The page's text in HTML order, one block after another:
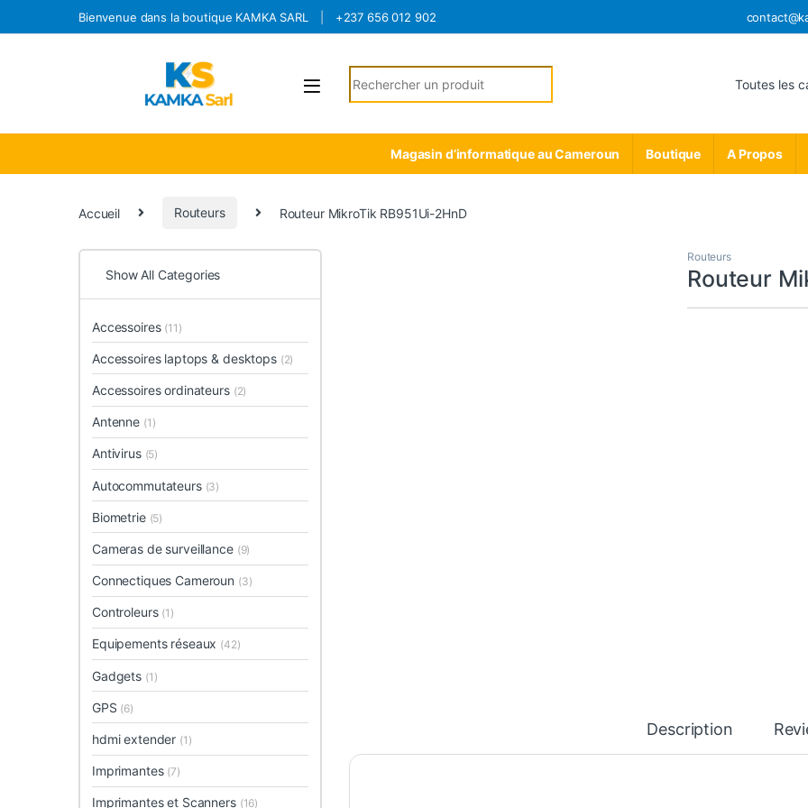
Skip to navigation
Skip to contentBienvenue dans la boutique KAMKA SARL +237 656 012 902
Search for:
Magasin d’informatique au Cameroun Boutique A Propos
Accueil Routeurs Routeur MikroTik RB951Ui-2HnD
Routeurs
Routeur
Description
Show All Categories
Accessoires (11)
Accessoires laptops & desktops (2)
Accessoires ordinateurs (2)
Antenne (1)
Antivirus (5)
Autocommutateurs (3)
Biometrie (5)
Cameras de surveillance (9)
Connectiques Cameroun (3)
Controleurs (1)
Equipements réseaux (42)
Gadgets (1)
GPS (6)
hdmi extender (1)
Imprimantes (7)
Imprimantes et Scanners (16)